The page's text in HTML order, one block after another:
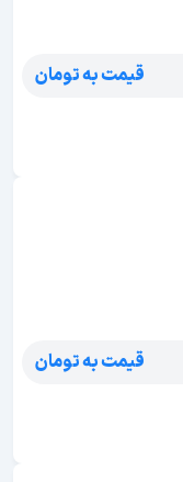
قیمت به تومان
قیمت به تومان